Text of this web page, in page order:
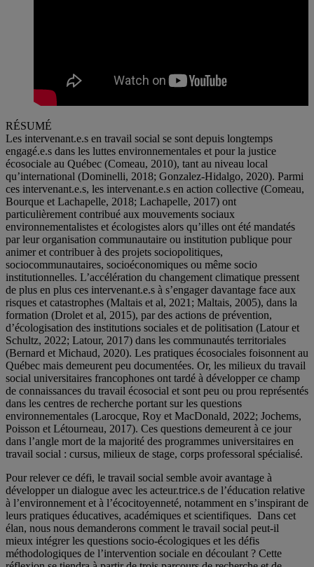
RÉSUMÉ
Les intervenant.e.s en travail social se sont depuis longtemps
engagé.e.s dans les luttes environnementales et pour la justice
écosociale au Québec (Comeau, 2010), tant au niveau local
qu’international (Dominelli, 2018; Gonzalez-Hidalgo, 2020). Parmi
ces intervenant.e.s, les intervenant.e.s en action collective (Comeau,
Bourque et Lachapelle, 2018; Lachapelle, 2017) ont
particulièrement contribué aux mouvements sociaux
environnementalistes et écologistes alors qu’illes ont été mandatés
par leur organisation communautaire ou institution publique pour
animer et contribuer à des projets sociopolitiques,
sociocommunautaires, socioéconomiques ou même socio
institutionnelles. L’accélération du changement climatique pressent
de plus en plus ces intervenant.e.s à s’engager davantage face aux
risques et catastrophes (Maltais et al, 2021; Maltais, 2005), dans la
formation (Drolet et al, 2015), par des actions de prévention,
d’écologisation des institutions sociales et de politisation (Latour et
Schultz, 2022; Latour, 2017) dans les communautés territoriales
(Bernard et Michaud, 2020). Les pratiques écosociales foisonnent au
Québec mais demeurent peu documentées. Or, les milieux du travail
social universitaires francophones ont tardé à développer ce champ
de connaissances du travail écosocial et sont peu ou prou représentés
dans les centres de recherche portant sur les questions
environnementales (Larocque, Roy et MacDonald, 2022; Jochems,
Poisson et Létourneau, 2017). Ces questions demeurent à ce jour
dans l’angle mort de la majorité des programmes universitaires en
travail social : cursus, milieux de stage, corps professoral spécialisé.
Pour relever ce défi, le travail social semble avoir avantage à
développer un dialogue avec les acteur.trice.s de l’éducation relative
à l’environnement et à l’écocitoyenneté, notamment en s’inspirant de
leurs pratiques éducatives, académiques et scientifiques. Dans cet
élan, nous nous demanderons comment le travail social peut-il
mieux intégrer les questions socio-écologiques et les défis
méthodologiques de l’intervention sociale en découlant ? Cette